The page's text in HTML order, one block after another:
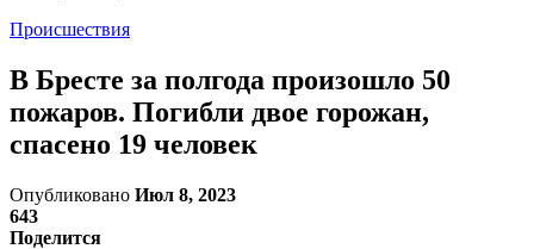
Происшествия
В Бресте за полгода произошло 50
пожаров. Погибли двое горожан,
спасено 19 человек
Опубликовано Июл 8, 2023
643
Поделится